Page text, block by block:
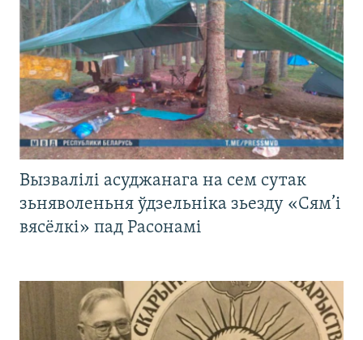
Вызвалілі асуджанага на сем сутак
зьняволеньня ўдзельніка зьезду «Сям’і
вясёлкі» пад Расонамі